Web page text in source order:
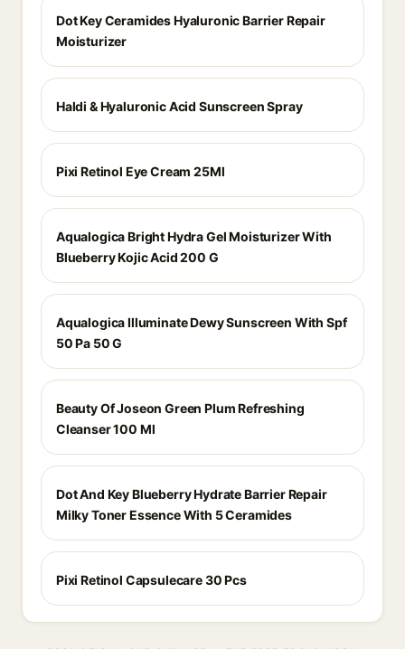
Dot Key Ceramides Hyaluronic Barrier Repair
Moisturizer
Haldi & Hyaluronic Acid Sunscreen Spray
Pixi Retinol Eye Cream 25Ml
Aqualogica Bright Hydra Gel Moisturizer With
Blueberry Kojic Acid 200 G
Aqualogica Illuminate Dewy Sunscreen With Spf
50 Pa 50 G
Beauty Of Joseon Green Plum Refreshing
Cleanser 100 Ml
Dot And Key Blueberry Hydrate Barrier Repair
Milky Toner Essence With 5 Ceramides
Pixi Retinol Capsulecare 30 Pcs